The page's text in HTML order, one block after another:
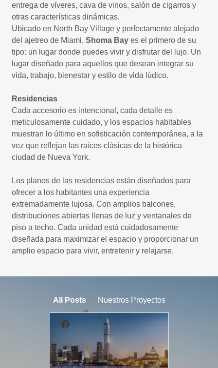
entrega de víveres, cava de vinos, salón de cigarros y
otras características dinámicas.
Ubicado en North Bay Village y perfectamente alejado
del ajetreo de Miami, Shoma Bay es el primero de su
tipo: un lugar donde puedes vivir y disfrutar del lujo. Un
lugar diseñado para aquellos que desean integrar su
vida, trabajo, bienestar y estilo de vida lúdico.
Residencias
Cada accesorio es intencional, cada detalle es
meticulosamente cuidado, y los espacios habitables
muestran lo último en sofisticación contemporánea, a la
vez que reflejan las raíces clásicas de la histórica
ciudad de Nueva York.
Los planos de las residencias están diseñados para
ofrecer a los habitantes una experiencia
extremadamente lujosa. Con amplios balcones,
distribuciones abiertas llenas de luz y ventanales de
piso a techo. Cada unidad está cuidadosamente
diseñada para maximizar el espacio y proporcionar un
amplio espacio para vivir, entretenir y relajarse.
All Posts Nuestros Proyectos